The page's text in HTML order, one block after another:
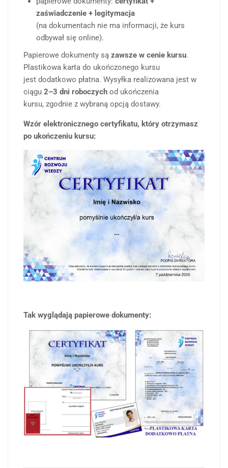
zaświadczenie + legitymacja
(na dokumentach nie ma informacji, że kurs
odbywał się online).
Papierowe dokumenty są zawsze w cenie kursu.
Plastikowa karta do ukończonego kursu
jest dodatkowo płatna. Wysyłka realizowana jest w
ciągu 2–3 dni roboczych od ukończenia
kursu, zgodnie z wybraną opcją dostawy.
Wzór elektronicznego certyfikatu, który otrzymasz
po ukończeniu kursu:
Tak wyglądają papierowe dokumenty: